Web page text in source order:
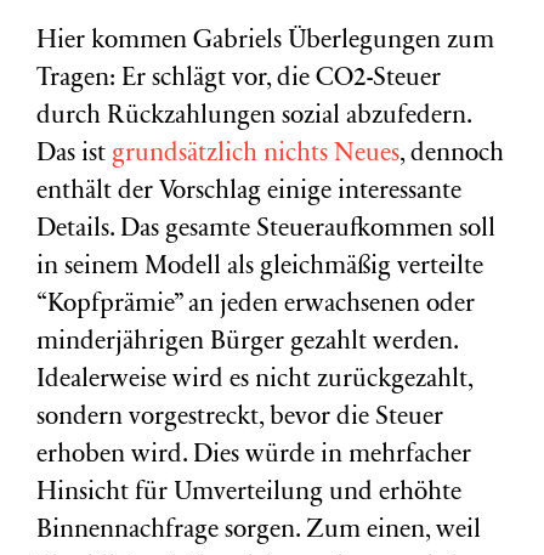
Hier kommen Gabriels Überlegungen zum
Tragen: Er schlägt vor, die CO2-Steuer
durch Rückzahlungen sozial abzufedern.
Das ist grundsätzlich nichts Neues, dennoch
enthält der Vorschlag einige interessante
Details. Das gesamte Steueraufkommen soll
in seinem Modell als gleichmäßig verteilte
“Kopfprämie” an jeden erwachsenen oder
minderjährigen Bürger gezahlt werden.
Idealerweise wird es nicht zurückgezahlt,
sondern vorgestreckt, bevor die Steuer
erhoben wird. Dies würde in mehrfacher
Hinsicht für Umverteilung und erhöhte
Binnennachfrage sorgen. Zum einen, weil